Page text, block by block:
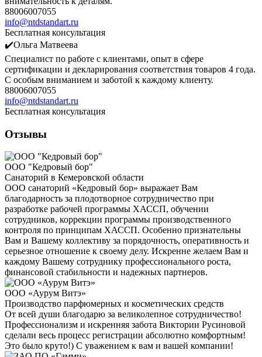
88006007055
info@ntdstandart.ru
Бесплатная консультация
✔️Ольга Матвеева
Специалист по работе с клиентами, опыт в сфере
сертификации и декларирования соответствия товаров 4 года.
С особым вниманием и заботой к каждому клиенту.
88006007055
info@ntdstandart.ru
Бесплатная консультация
Отзывы
ООО "Кедровый бор"
Санаторий в Кемеровской области
ООО санаторий «Кедровый бор» выражает Вам
благодарность за плодотворное сотрудничество при
разработке рабочей программы ХАССП, обучении
сотрудников, коррекции программы производственного
контроля по принципам ХАССП. Особенно признательны
Вам и Вашему коллективу за порядочность, оперативность и
серьезное отношение к своему делу. Искренне желаем Вам и
каждому Вашему сотруднику профессионального роста,
финансовой стабильности и надежных партнеров.
ООО «Аурум Витэ»
Производство парфюмерных и косметических средств
От всей души благодарю за великолепное сотрудничество!
Профессионализм и искренняя забота Виктории Русиновой
сделали весь процесс регистрации абсолютно комфортным!
Это было круто!) С уважением к вам и вашей компании!